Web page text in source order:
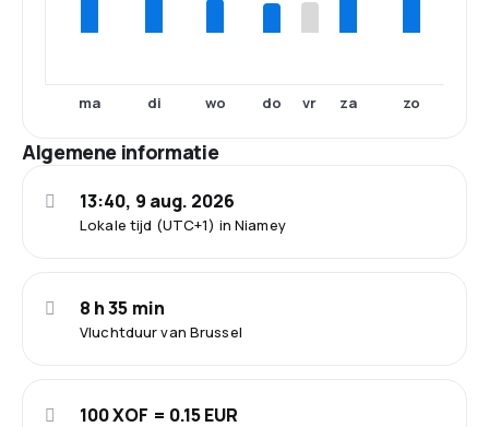
ma di wo do vr za zo
Algemene informatie
Lokale tijd (UTC+1) in Niamey
13:40, 9 aug. 2026
Vluchtduur van Brussel
8 h 35 min
100 XOF = 0.15 EUR